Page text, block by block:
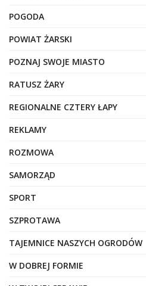
POGODA
POWIAT ŻARSKI
POZNAJ SWOJE MIASTO
RATUSZ ŻARY
REGIONALNE CZTERY ŁAPY
REKLAMY
ROZMOWA
SAMORZĄD
SPORT
SZPROTAWA
TAJEMNICE NASZYCH OGRODÓW
W DOBREJ FORMIE